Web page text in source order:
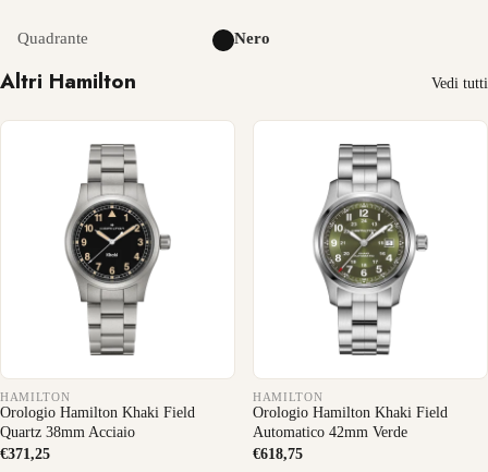
Quadrante Nero
Altri Hamilton Vedi tutti
HAMILTON
Orologio Hamilton Khaki Field
Quartz 38mm Acciaio
€371,25
HAMILTON
Orologio Hamilton Khaki Field
Automatico 42mm Verde
€618,75